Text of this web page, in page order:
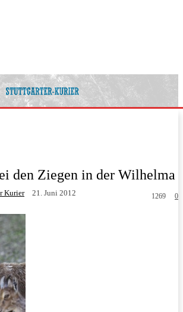
den Ziegen in der Wilhelma
Kurier 21. Juni 2012 0
1269